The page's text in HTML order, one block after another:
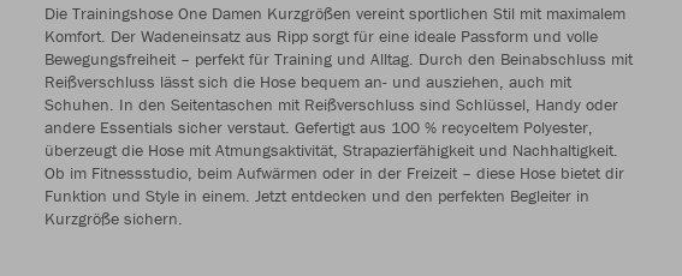
Die Trainingshose One Damen Kurzgrößen vereint sportlichen Stil mit maximalem
Komfort. Der Wadeneinsatz aus Ripp sorgt für eine ideale Passform und volle
Bewegungsfreiheit – perfekt für Training und Alltag. Durch den Beinabschluss mit
Reißverschluss lässt sich die Hose bequem an- und ausziehen, auch mit
Schuhen. In den Seitentaschen mit Reißverschluss sind Schlüssel, Handy oder
andere Essentials sicher verstaut. Gefertigt aus 100 % recyceltem Polyester,
überzeugt die Hose mit Atmungsaktivität, Strapazierfähigkeit und Nachhaltigkeit.
Ob im Fitnessstudio, beim Aufwärmen oder in der Freizeit – diese Hose bietet dir
Funktion und Style in einem. Jetzt entdecken und den perfekten Begleiter in
Kurzgröße sichern.